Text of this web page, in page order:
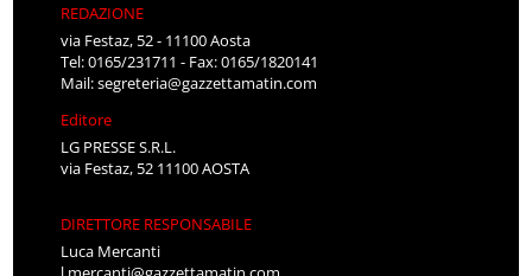
REDAZIONE
via Festaz, 52 - 11100 Aosta
Tel: 0165/231711 - Fax: 0165/1820141
Mail:segreteria@gazzettamatin.com
Editore
LG PRESSE S.R.L.
via Festaz, 52 11100 AOSTA
DIRETTORE RESPONSABILE
Luca Mercanti